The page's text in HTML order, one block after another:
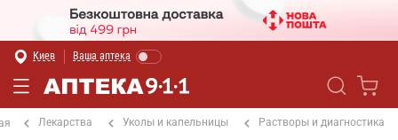
Киев Ваша аптека
Лекарства Уколы и капельницы Растворы и диагностика